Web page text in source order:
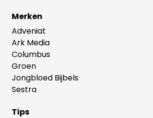
Merken
Adveniat
Ark Media
Columbus
Groen
Jongbloed Bijbels
Sestra
Tips